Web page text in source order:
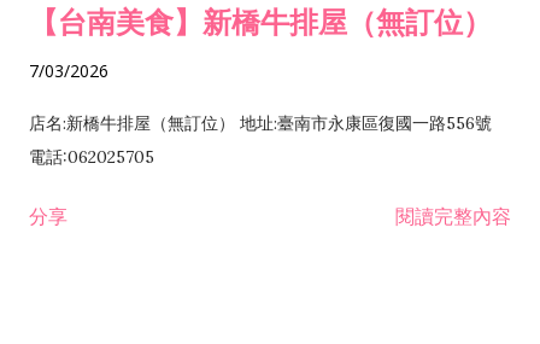
【台南美食】新橋牛排屋（無訂位）
7/03/2026
店名:新橋牛排屋（無訂位） 地址:臺南市永康區復國一路556號
電話:062025705
分享 閱讀完整內容